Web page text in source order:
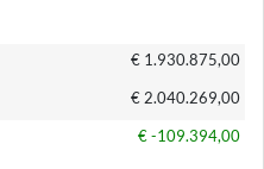
€ 1.930.875,00
€ 2.040.269,00
€ -109.394,00